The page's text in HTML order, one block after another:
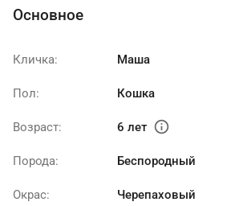
Основное
Кличка: Маша
Пол: Кошка
Возраст: 6 лет info
Порода: Беспородный
Окрас: Черепаховый